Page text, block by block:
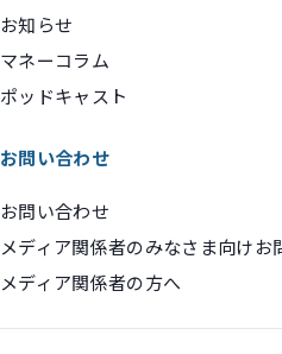
お知らせ
マネーコラム
ポッドキャスト
お問い合わせ
お問い合わせ
メディア関係者のみなさま向けお
メディア関係者の方へ